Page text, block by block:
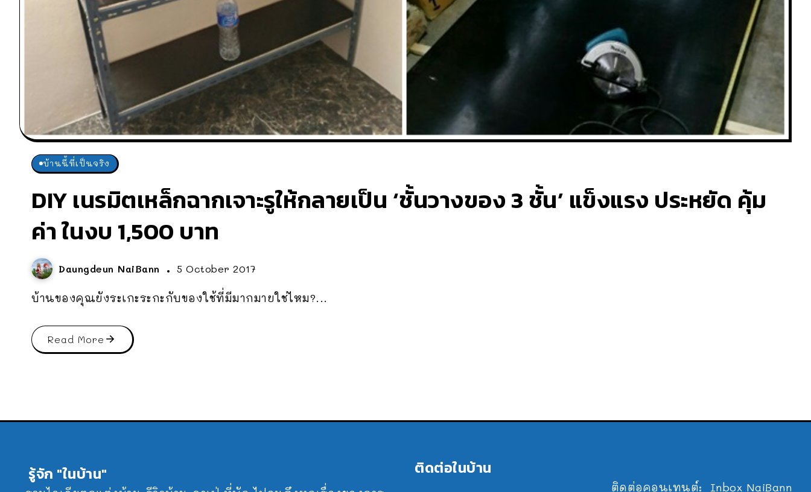
บ้านนี้ที่เป็นจริง
DIY เนรมิตเหล็กฉากเจาะรูให้กลายเป็น ‘ชั้นวางของ 3 ชั้น’ แข็งแรง ประหยัด คุ้ม
ค่า ในงบ 1,500 บาท
Daungdeun NaiBann 5 October 2017
บ้านของคุณยังระเกะระกะกับของใช้ที่มีมากมายใช่ไหม?...
Read More
รู้จัก "ในบ้าน" ติดต่อในบ้าน
ติดต่อคอนเทนต์: Inbox NaiBann